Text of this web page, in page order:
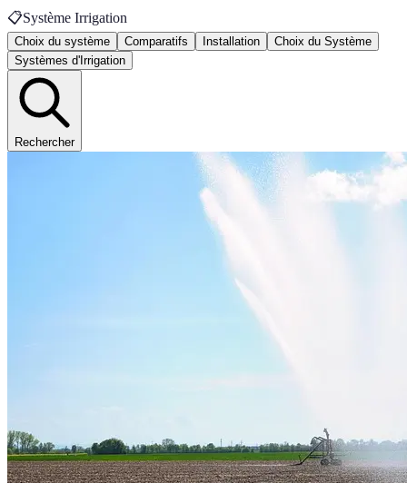
📋Système Irrigation
Choix du système Comparatifs Installation
Choix du Système
Systèmes d'Irrigation
Rechercher